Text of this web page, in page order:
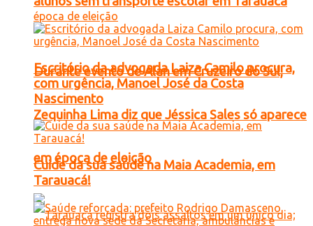
Durante evento de Alan em Cruzeiro do Sul,
Zequinha Lima diz que Jéssica Sales só aparece
em época de eleição
Escritório da advogada Laiza Camilo procura,
com urgência, Manoel José da Costa
Nascimento
Cuide da sua saúde na Maia Academia, em
Tarauacá!